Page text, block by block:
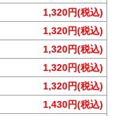
1,320円(税込)
1,320円(税込)
1,320円(税込)
1,320円(税込)
1,320円(税込)
1,430円(税込)